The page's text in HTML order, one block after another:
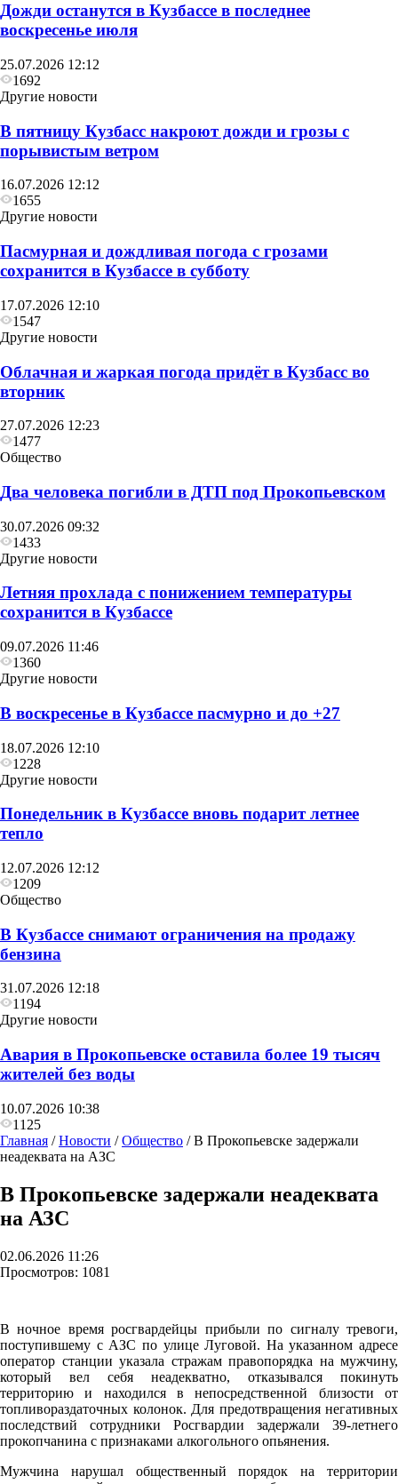
Дожди останутся в Кузбассе в последнее
воскресенье июля
25.07.2026 12:12
1692
Другие новости
В пятницу Кузбасс накроют дожди и грозы с
порывистым ветром
16.07.2026 12:12
1655
Другие новости
Пасмурная и дождливая погода с грозами
сохранится в Кузбассе в субботу
17.07.2026 12:10
1547
Другие новости
Облачная и жаркая погода придёт в Кузбасс во
вторник
27.07.2026 12:23
1477
Общество
Два человека погибли в ДТП под Прокопьевском
30.07.2026 09:32
1433
Другие новости
Летняя прохлада с понижением температуры
сохранится в Кузбассе
09.07.2026 11:46
1360
Другие новости
В воскресенье в Кузбассе пасмурно и до +27
18.07.2026 12:10
1228
Другие новости
Понедельник в Кузбассе вновь подарит летнее
тепло
12.07.2026 12:12
1209
Общество
В Кузбассе снимают ограничения на продажу
бензина
31.07.2026 12:18
1194
Другие новости
Авария в Прокопьевске оставила более 19 тысяч
жителей без воды
10.07.2026 10:38
1125
Главная /Новости /Общество /В Прокопьевске задержали
неадеквата на АЗС
В Прокопьевске задержали неадеквата
на АЗС
02.06.2026 11:26
Просмотров: 1081
В ночное время росгвардейцы прибыли по сигналу тревоги,
поступившему с АЗС по улице Луговой. На указанном адресе
оператор станции указала стражам правопорядка на мужчину,
который вел себя неадекватно, отказывался покинуть
территорию и находился в непосредственной близости от
топливораздаточных колонок. Для предотвращения негативных
последствий сотрудники Росгвардии задержали 39-летнего
прокопчанина с признаками алкогольного опьянения.
Мужчина нарушал общественный порядок на территории